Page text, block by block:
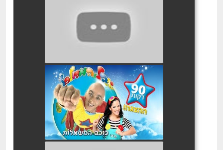
שלי" המופע המלא
יובל המבולבל כוכב המשאלות
ההצגה המלאה
watch video